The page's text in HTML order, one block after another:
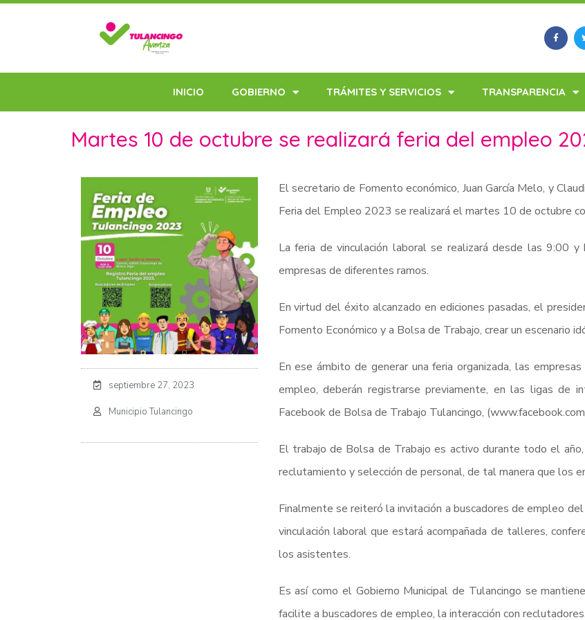
INICIO GOBIERNO TRÁMITES Y SERVICIOS TRANSPARENCIA
Martes 10 de octubre se realizará feria del empleo
septiembre 27, 2023
Municipio Tulancingo
El secretario de Fomento económico, Juan García Melo, y
Feria del Empleo 2023 se realizará el martes 10 de octubre
La feria de vinculación laboral se realizará desde las 9:00
empresas de diferentes ramos.
En virtud del éxito alcanzado en ediciones pasadas, el
Fomento Económico y a Bolsa de Trabajo, crear un escenario
En ese ámbito de generar una feria organizada, las
empleo, deberán registrarse previamente, en las ligas de
Facebook de Bolsa de Trabajo Tulancingo,
El trabajo de Bolsa de Trabajo es activo durante todo el
reclutamiento y selección de personal, de tal manera que los
Finalmente se reiteró la invitación a buscadores de empleo
vinculación laboral que estará acompañada de talleres,
los asistentes.
Es así como el Gobierno Municipal de Tulancingo se
facilite a buscadores de empleo, la interacción con reclutadores.